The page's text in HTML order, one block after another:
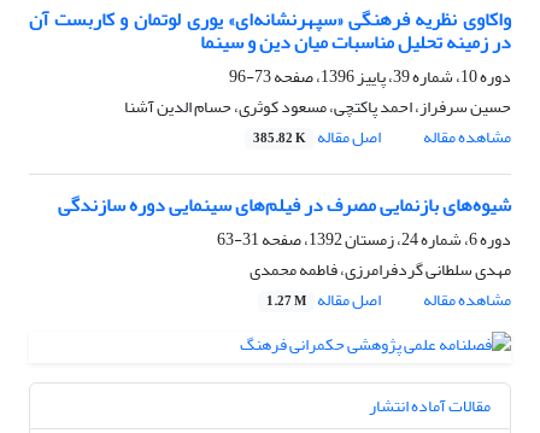
واکاوی نظریه فرهنگی «سپهرنشانه‌ای» یوری لوتمان و کاربست آن
در زمینه تحلیل مناسبات میان دین و سینما
دوره 10، شماره 39، پاییز 1396، صفحه
73-96
حسین سرفراز، احمد پاکتچی، مسعود کوثری، حسام الدین آشنا
مشاهده مقاله
اصل مقاله 385.82 K
شیوه‌های بازنمایی مصرف در فیلم‌های سینمایی دوره سازندگی
دوره 6، شماره 24، زمستان 1392، صفحه
31-63
مهدی سلطانی گردفرامرزی، فاطمه محمدی
مشاهده مقاله
اصل مقاله 1.27 M
مقالات آماده انتشار